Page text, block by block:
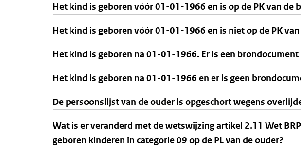
Het kind is geboren vóór 01-01-1966 en is op de PK van de
Het kind is geboren vóór 01-01-1966 en is niet op de PK
Het kind is geboren na 01-01-1966. Er is een
Het kind is geboren na 01-01-1966 en er is geen
De persoonslijst van de ouder is opgeschort wegens
Wat is er veranderd met de wetswijzing artikel 2.11 Wet
geboren kinderen in categorie 09 op de PL van de ouder?